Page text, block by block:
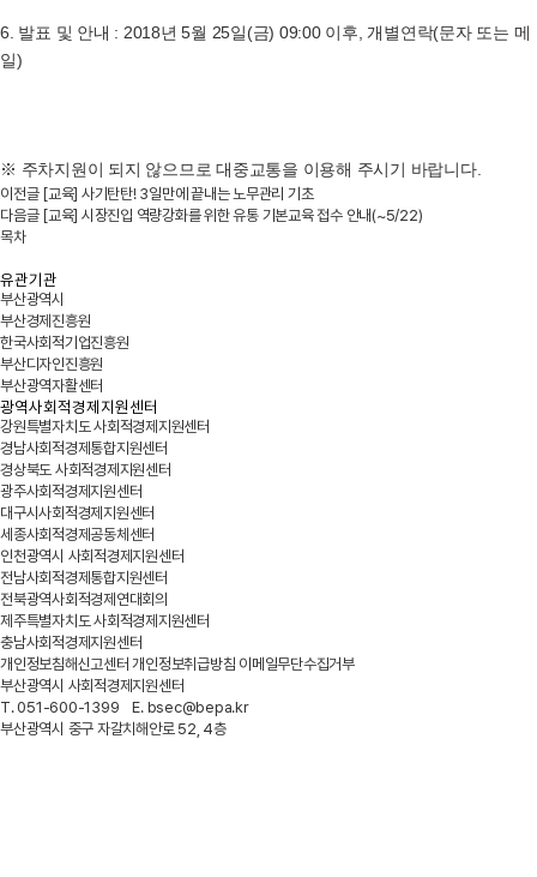
6. 발표 및 안내 : 2018년 5월 25일(금) 09:00 이후 개별연락(문자 또는 메
일)
※ 주차지원이 되지 않으므로 대중교통을 이용해 주시기 바랍니다.
이전글 [교육] 사기탄탄! 3일만에 끝내는 노무관리 기초
다음글 [교육] 시장진입 역량강화를 위한 유통 기본교육 접수 안내(~5/22)
목차
유관기관
부산광역시
부산경제진흥원
한국사회적기업진흥원
부산디자인진흥원
부산광역자활센터
광역사회적경제지원센터
강원특별자치도 사회적경제지원센터
경남사회적경제통합지원센터
경상북도 사회적경제지원센터
광주사회적경제지원센터
대구시사회적경제지원센터
세종사회적경제공동체센터
인천광역시 사회적경제지원센터
전남사회적경제통합지원센터
전북광역사회적경제연대회의
제주특별자치도 사회적경제지원센터
충남사회적경제지원센터
개인정보침해신고센터 개인정보취급방침 이메일무단수집거부
부산광역시 사회적경제지원센터
T. 051-600-1399 E. bsec@bepa.kr
부산광역시 중구 자갈치해안로 52, 4층